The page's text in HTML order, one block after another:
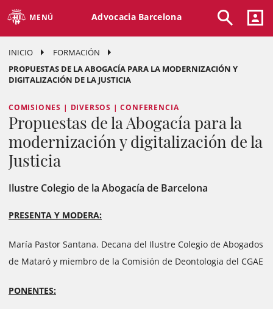
MENÚ Advocacia Barcelona
INICIO
FORMACIÓN
PROPUESTAS DE LA ABOGACÍA PARA LA MODERNIZACIÓN Y
DIGITALIZACIÓN DE LA JUSTICIA
COMISIONES | DIVERSOS | CONFERENCIA
Propuestas de la Abogacía para la
modernización y digitalización de la
Justicia
Ilustre Colegio de la Abogacía de Barcelona
PRESENTA Y MODERA:
María Pastor Santana. Decana del Ilustre Colegio de Abogados
de Mataró y miembro de la Comisión de Deontologia del CGAE
PONENTES: